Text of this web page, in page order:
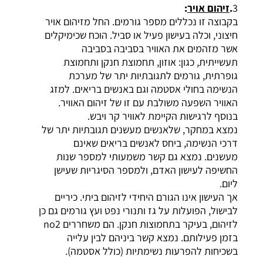
3
.זיהום אויר:
בקבוצה זו נכללים מספר גורמים. החל מזיהום אויר
חיצוני, וכלה בעישון פעיל או סביל. הוכח שכימיקלים
אשר מזהמים את האוויר בסביבה בסביבה
תעשייתית, כגון: אוזון, תחמוצת חנקן ותחמוצת
גופרתית, גורמים לתגובתיות יתר של מערכת
הנשימה בחולי אסטמה וגם באנשים בריאים. למזג
האוויר השפעה משולבת עם זו של זיהום האוויר.
בנוסף לרגישות הקיימת לאוויר קר ויבש.
נמצא במחקר, שלאנשים מעשנים תגובתיות יתר של
דרכי הנשימה, ביחס לאנשים בריאים שאינם
מעשנים. נמצא גם קשר משמעותי למספר שנות
החשיפה לעישון האדם, ולמספר הסיגריות שעישן
ליום.
אך העישון אינו הגורם היחידי לזיהום ביתי. כיריים
לבישול, הפועלות על גז ותנורי נפט ועץ גורמים גם כן
לזיהום, בעיקר בתחמוצות חנקן. הם משחררים no2
בזמן פעילותם. נמצא קשר ביניהם לבין עלייה
בשכיחות להפרעות נשימתיות (כולל אסטמה).